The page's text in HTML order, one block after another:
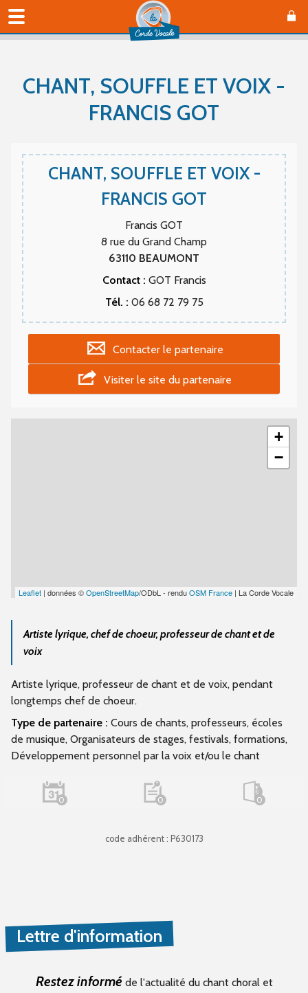
CHANT, SOUFFLE ET VOIX -
FRANCIS GOT
CHANT, SOUFFLE ET VOIX -
FRANCIS GOT
Francis GOT
8 rue du Grand Champ
63110 BEAUMONT
Contact : GOT Francis
Tél. : 06 68 72 79 75
Contacter le partenaire
Visiter le site du partenaire
+
−
Leaflet | données ©OpenStreetMap/ODbL - renduOSM France | La Corde Vocale
Artiste lyrique, chef de choeur, professeur de chant et de
voix
Artiste lyrique, professeur de chant et de voix, pendant
longtemps chef de choeur.
Type de partenaire : Cours de chants, professeurs, écoles
de musique, Organisateurs de stages, festivals, formations,
Développement personnel par la voix et/ou le chant
0 0 0
code adhérent : P630173
Lettre d'information
Restez informé de l'actualité du chant choral et